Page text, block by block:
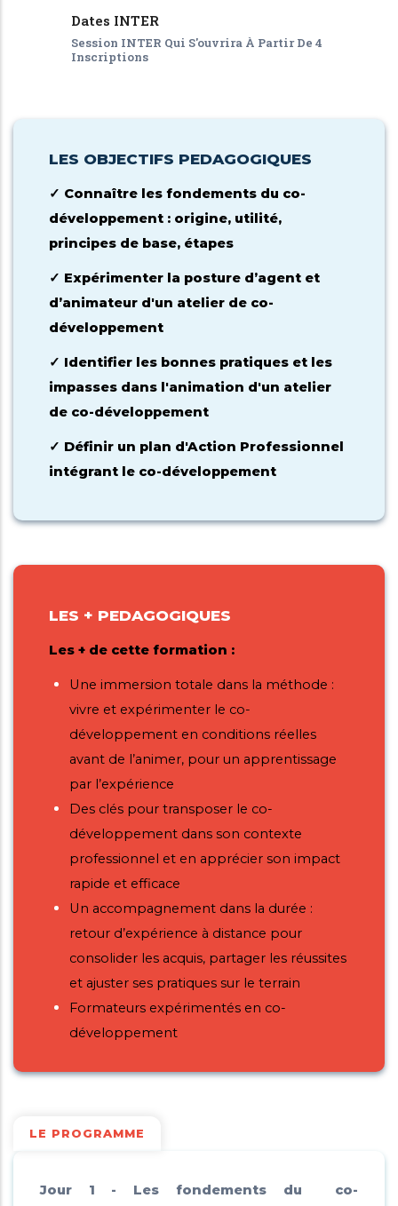
Dates INTER
Session INTER Qui S'ouvrira À Partir De 4
Inscriptions
LES OBJECTIFS PEDAGOGIQUES
✓ Connaître les fondements du co-
développement : origine, utilité,
principes de base, étapes
✓ Expérimenter la posture d’agent et
d’animateur d'un atelier de co-
développement
✓ Identifier les bonnes pratiques et les
impasses dans l'animation d'un atelier
de co-développement
✓ Définir un plan d'Action Professionnel
intégrant le co-développement
LES + PEDAGOGIQUES
Les + de cette formation :
Une immersion totale dans la méthode :
vivre et expérimenter le co-
développement en conditions réelles
avant de l’animer, pour un apprentissage
par l’expérience
Des clés pour transposer le co-
développement dans son contexte
professionnel et en apprécier son impact
rapide et efficace
Un accompagnement dans la durée :
retour d’expérience à distance pour
consolider les acquis, partager les réussites
et ajuster ses pratiques sur le terrain
Formateurs expérimentés en co-
développement
LE PROGRAMME
Jour 1 - Les fondements du co-